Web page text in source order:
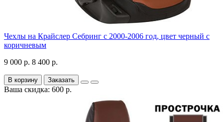
Чехлы на Крайслер Себринг с 2000-2006 год, цвет черный с
коричневым
9 000 р. 8 400 р.
В корзину Заказать
Ваша скидка: 600 р.